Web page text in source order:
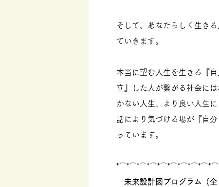
そして、あなたらしく生き
ていきます。
本当に望む人生を生きる『
立』した人が繋がる社会に
かない人生、より良い人生
話により気づける場が『自
っています。
未来設計図プログラム（全